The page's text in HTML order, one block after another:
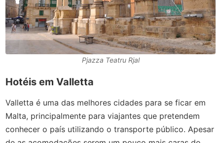
Pjazza Teatru Rjal
Hotéis em Valletta
Valletta é uma das melhores cidades para se ficar em
Malta, principalmente para viajantes que pretendem
conhecer o país utilizando o transporte público. Apesar